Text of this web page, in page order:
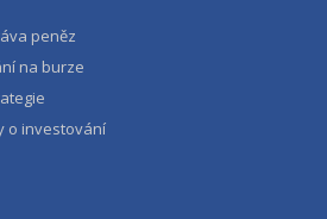
peněz
na burze
o investování